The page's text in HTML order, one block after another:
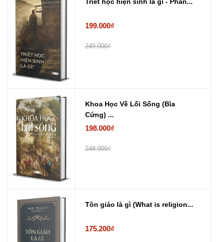
199.000₫
249.000₫
Khoa Học Về Lối Sống (Bìa
Cứng) ...
198.000₫
248.000₫
Tôn giáo là gì (What is religion...
175.200₫